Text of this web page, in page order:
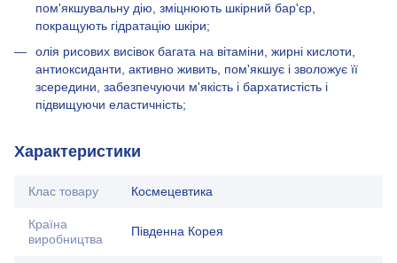
пом'якшувальну дію, зміцнюють шкірний бар'єр,
покращують гідратацію шкіри;
олія рисових висівок багата на вітаміни, жирні кислоти,
антиоксиданти, активно живить, пом'якшує і зволожує її
зсередини, забезпечуючи м'якість і бархатистість і
підвищуючи еластичність;
Характеристики
Клас товару Космецевтика
Країна
виробництва
Південна Корея